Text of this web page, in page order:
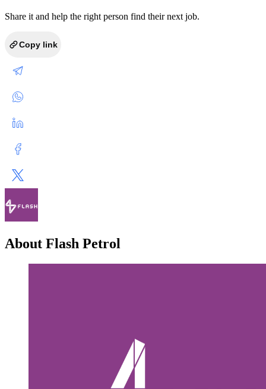
Share it and help the right person find their next job.
Copy link
About Flash Petrol